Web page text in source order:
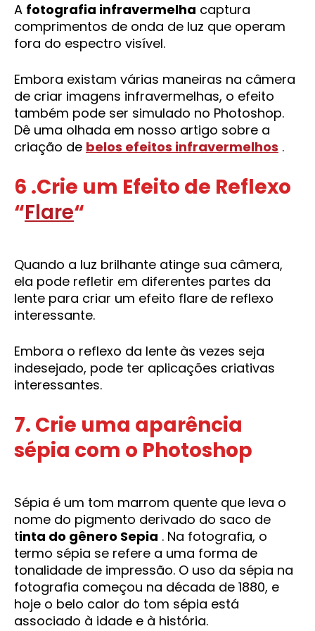
A fotografia infravermelha captura
comprimentos de onda de luz que operam
fora do espectro visível.
Embora existam várias maneiras na câmera
de criar imagens infravermelhas, o efeito
também pode ser simulado no Photoshop.
Dê uma olhada em nosso artigo sobre a
criação de belos efeitos infravermelhos .
6 .Crie um Efeito de Reflexo
“Flare“
Quando a luz brilhante atinge sua câmera,
ela pode refletir em diferentes partes da
lente para criar um efeito flare de reflexo
interessante.
Embora o reflexo da lente às vezes seja
indesejado, pode ter aplicações criativas
interessantes.
7. Crie uma aparência
sépia com o Photoshop
Sépia é um tom marrom quente que leva o
nome do pigmento derivado do saco de
tinta do gênero Sepia . Na fotografia, o
termo sépia se refere a uma forma de
tonalidade de impressão. O uso da sépia na
fotografia começou na década de 1880, e
hoje o belo calor do tom sépia está
associado à idade e à história.